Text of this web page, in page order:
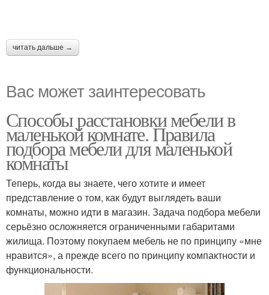
читать дальше →
Вас может заинтересовать
Способы расстановки мебели в
маленькой комнате. Правила
подбора мебели для маленькой
комнаты
Теперь, когда вы знаете, чего хотите и имеет
представление о том, как будут выглядеть ваши
комнаты, можно идти в магазин. Задача подбора мебели
серьёзно осложняется ограниченными габаритами
жилища. Поэтому покупаем мебель не по принципу «мне
нравится», а прежде всего по принципу компактности и
функциональности.